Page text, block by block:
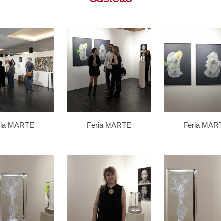
MARTE Feria MARTE Feria